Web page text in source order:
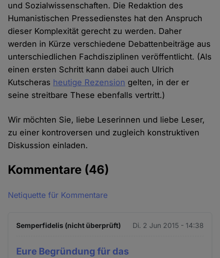
und Sozialwissenschaften. Die Redaktion des
Humanistischen Pressedienstes hat den Anspruch
dieser Komplexität gerecht zu werden. Daher
werden in Kürze verschiedene Debattenbeiträge aus
unterschiedlichen Fachdisziplinen veröffentlicht. (Als
einen ersten Schritt kann dabei auch Ulrich
Kutscheras heutige Rezension gelten, in der er
seine streitbare These ebenfalls vertritt.)
Wir möchten Sie, liebe Leserinnen und liebe Leser,
zu einer kontroversen und zugleich konstruktiven
Diskussion einladen.
Kommentare (46)
Netiquette für Kommentare
Semperfidelis (nicht überprüft) Di. 2 Jun 2015 - 14:38
Eure Begründung für das